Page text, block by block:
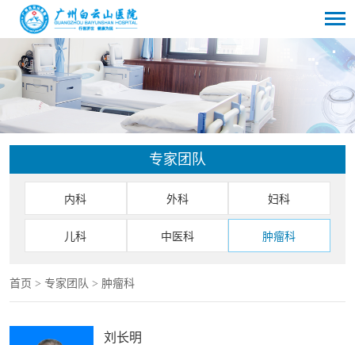
专家团队
内科 外科 妇科
儿科 中医科 肿瘤科
首页 > 专家团队 > 肿瘤科
刘长明